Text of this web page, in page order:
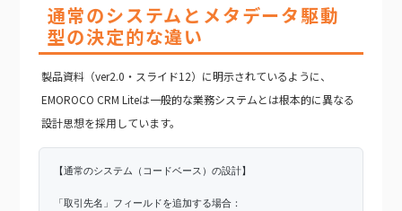
通常のシステムとメタデータ駆動
型の決定的な違い
製品資料（ver2.0・スライド12）に明示されているように、
EMOROCO CRM Liteは一般的な業務システムとは根本的に異なる
設計思想を採用しています。
【通常のシステム（コードベース）の設計】
「取引先名」フィールドを追加する場合：